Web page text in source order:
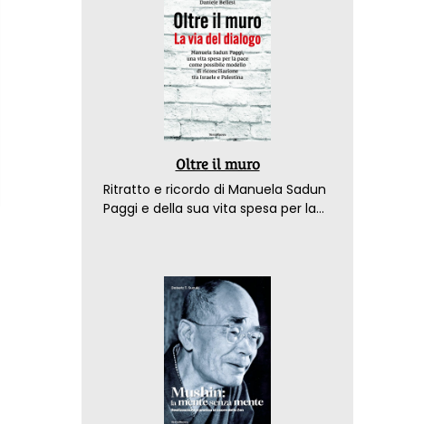
Oltre il muro
Ritratto e ricordo di Manuela Sadun
Paggi e della sua vita spesa per la